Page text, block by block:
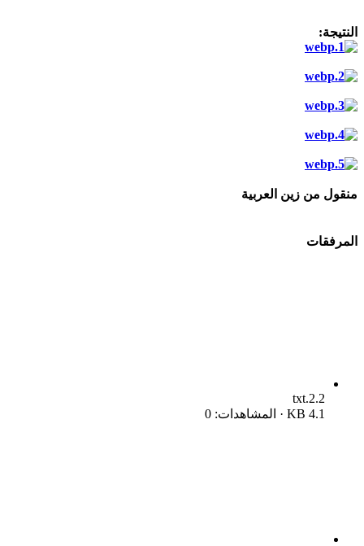
النتيجة:
منقول من زين العربية
المرفقات
2.2.txt
4.1 KB · المشاهدات: 0